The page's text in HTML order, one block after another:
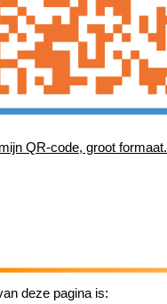
QR-code, groot formaat.
deze pagina is: